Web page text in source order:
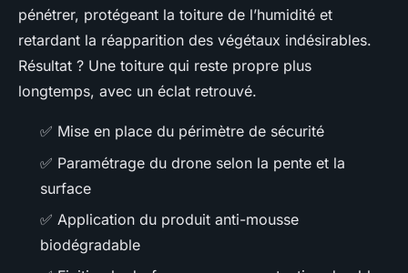
pénétrer, protégeant la toiture de l’humidité et
retardant la réapparition des végétaux indésirables.
Résultat ? Une toiture qui reste propre plus
longtemps, avec un éclat retrouvé.
✅ Mise en place du périmètre de sécurité
✅ Paramétrage du drone selon la pente et la
surface
✅ Application du produit anti-mousse
biodégradable